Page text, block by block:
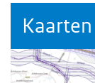
Kaarten